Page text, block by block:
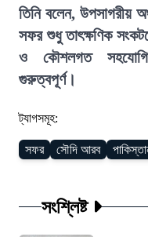
তিনি বলেন, উপসাগরীয়
সফর শুধু তাৎক্ষণিক
ও কৌশলগত
গুরুত্বপূর্ণ।
ট্যাগসমূহ:
সফর সৌদি আরব
সংশ্লিষ্ট